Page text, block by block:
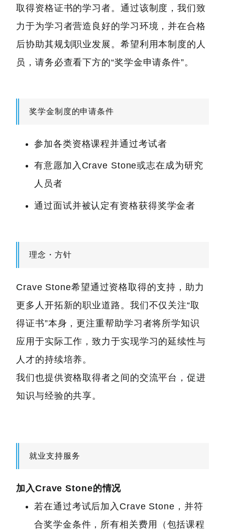
取得资格证书的学习者。通过该制度，我们致
力于为学习者营造良好的学习环境，并在合格
后协助其规划职业发展。希望利用本制度的人
员，请务必查看下方的“奖学金申请条件”。
奖学金制度的申请条件
参加各类资格课程并通过考试者
有意愿加入Crave Stone或志在成为研究
人员者
通过面试并被认定有资格获得奖学金者
理念・方针
Crave Stone希望通过资格取得的支持，助力
更多人开拓新的职业道路。我们不仅关注“取
得证书”本身，更注重帮助学习者将所学知识
应用于实际工作，致力于实现学习的延续性与
人才的持续培养。
我们也提供资格取得者之间的交流平台，促进
知识与经验的共享。
就业支持服务
加入Crave Stone的情况
若在通过考试后加入Crave Stone，并符
合奖学金条件，所有相关费用（包括课程